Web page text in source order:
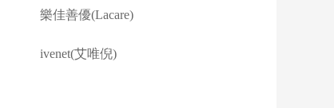
樂佳善優(Lacare)
ivenet(艾唯倪)